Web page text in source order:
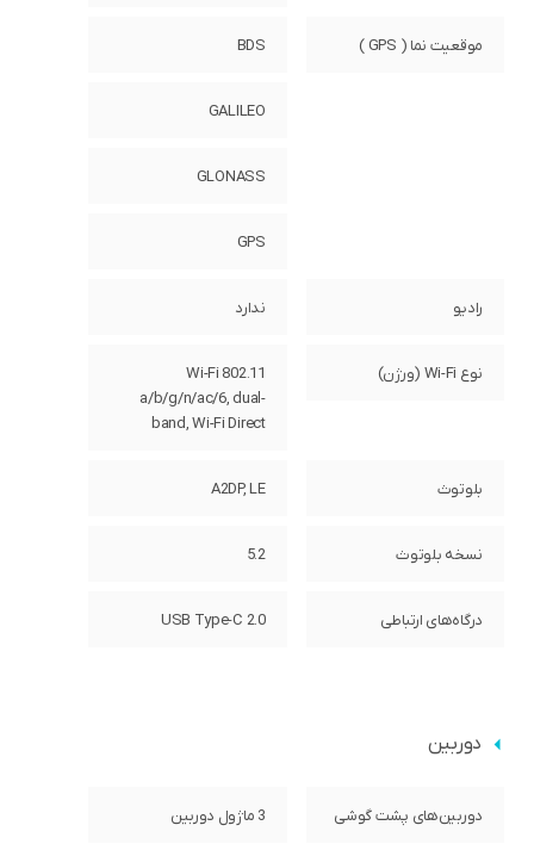
موقعیت نما ( GPS ) BDS
GALILEO
GLONASS
GPS
رادیو ندارد
نوع Wi-Fi (ورژن)
Wi-Fi 802.11
a/b/g/n/ac/6, dual-
band, Wi-Fi Direct
بلوتوث A2DP, LE
نسخه بلوتوث 5.2
درگاه‌های ارتباطی USB Type-C 2.0
دوربین
دوربین‌های پشت گوشی 3 ماژول دوربین